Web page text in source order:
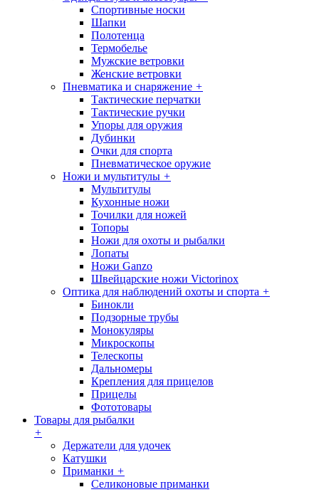
Спортивные носки
Шапки
Полотенца
Термобелье
Мужские ветровки
Женские ветровки
Пневматика и снаряжение +
Тактические перчатки
Тактические ручки
Упоры для оружия
Дубинки
Очки для спорта
Пневматическое оружие
Ножи и мультитулы +
Мультитулы
Кухонные ножи
Точилки для ножей
Топоры
Ножи для охоты и рыбалки
Лопаты
Ножи Ganzo
Швейцарские ножи Victorinox
Оптика для наблюдений охоты и спорта +
Бинокли
Подзорные трубы
Монокуляры
Микроскопы
Телескопы
Дальномеры
Крепления для прицелов
Прицелы
Фототовары
Товары для рыбалки
+
Держатели для удочек
Катушки
Приманки +
Селиконовые приманки